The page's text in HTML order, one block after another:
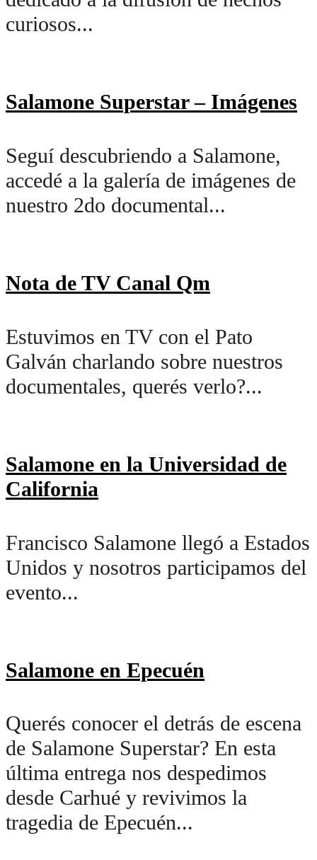
curiosos...
Salamone Superstar – Imágenes
Seguí descubriendo a Salamone,
accedé a la galería de imágenes de
nuestro 2do documental...
Nota de TV Canal Qm
Estuvimos en TV con el Pato
Galván charlando sobre nuestros
documentales, querés verlo?...
Salamone en la Universidad de
California
Francisco Salamone llegó a Estados
Unidos y nosotros participamos del
evento...
Salamone en Epecuén
Querés conocer el detrás de escena
de Salamone Superstar? En esta
última entrega nos despedimos
desde Carhué y revivimos la
tragedia de Epecuén...